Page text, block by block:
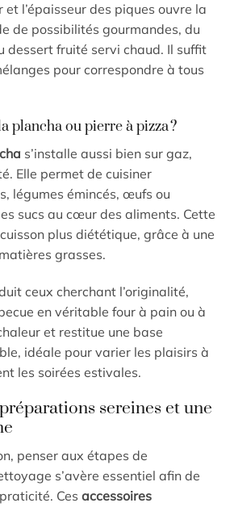
et l’épaisseur des piques ouvre la
de possibilités gourmandes, du
dessert fruité servi chaud. Il suffit
pour correspondre à tous
plancha ou pierre à pizza ?
s’installe aussi bien sur gaz,
Elle permet de cuisiner
légumes émincés, œufs ou
sucs au cœur des aliments. Cette
plus diététique, grâce à une
grasses.
ceux cherchant l’originalité,
en véritable four à pain ou à
et restitue une base
idéale pour varier les plaisirs à
les soirées estivales.
sereines et une
penser aux étapes de
s’avère essentiel afin de
Ces accessoires